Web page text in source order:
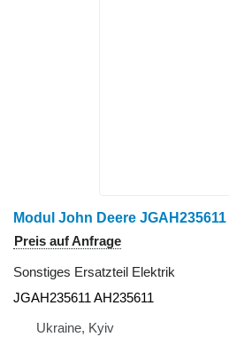
Preis auf Anfrage
Sonstiges Ersatzteil Elektrik
JGAH235611 AH235611
Ukraine, Kyiv